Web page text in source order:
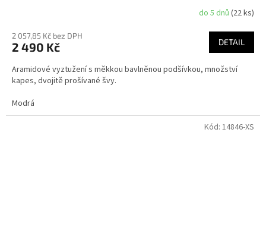
do 5 dnů (22 ks)
2 057,85 Kč bez DPH
2 490 Kč DETAIL
Aramidové vyztužení s měkkou bavlněnou podšívkou, množství
kapes, dvojitě prošívané švy.
Modrá
Kód: 14846-XS